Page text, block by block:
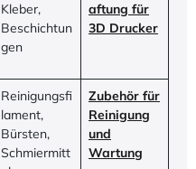
Kleber,
Beschichtun
gen
aftung für
3D Drucker
Reinigungsfi
lament,
Bürsten,
Schmiermitt
Zubehör für
Reinigung
und
Wartung